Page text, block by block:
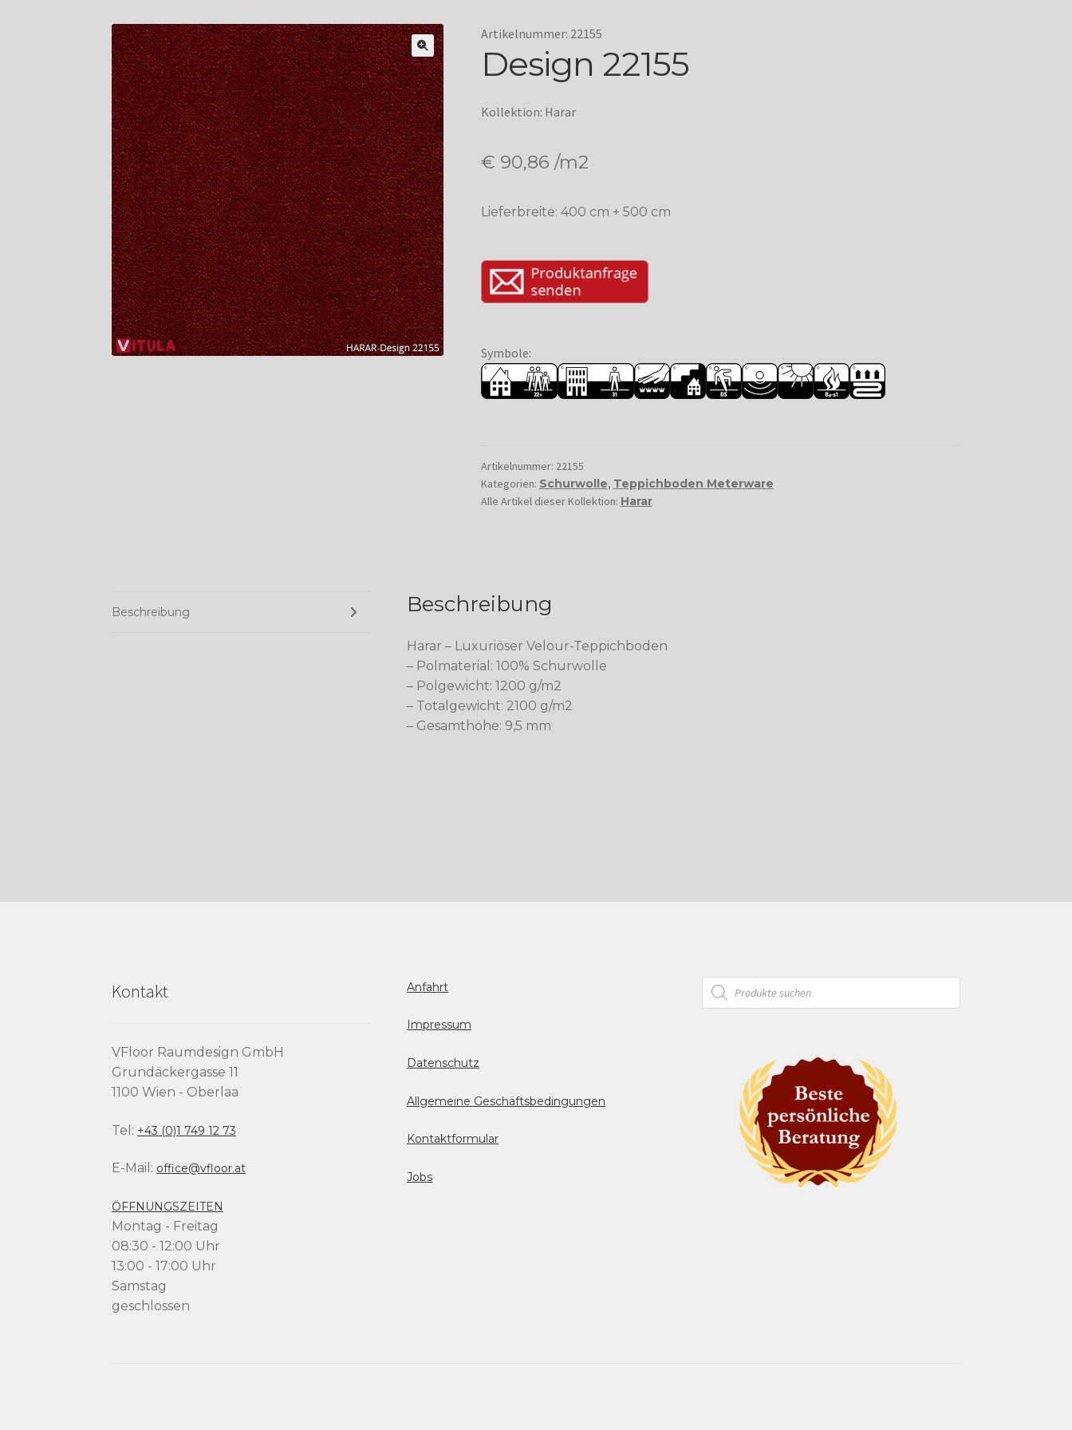
Artikelnummer: 22155
Design 22155
Kollektion: Harar
€ 90,86 /m2
Lieferbreite: 400 cm + 500 cm
Symbole:
Artikelnummer: 22155
Kategorien: Schurwolle, Teppichboden Meterware
Alle Artikel dieser Kollektion: Harar
Beschreibung Beschreibung
Harar – Luxuriöser Velour-Teppichboden
– Polmaterial: 100% Schurwolle
– Polgewicht: 1200 g/m2
– Totalgewicht: 2100 g/m2
– Gesamthöhe: 9,5 mm
Kontakt
VFloor Raumdesign GmbH
Grundäckergasse 11
1100 Wien - Oberlaa
Tel: +43 (0)1 749 12 73
E-Mail: office@vfloor.at
ÖFFNUNGSZEITEN
Montag - Freitag
08:30 - 12:00 Uhr
13:00 - 17:00 Uhr
Samstag
geschlossen
Anfahrt
Impressum
Datenschutz
Allgemeine Geschäftsbedingungen
Kontaktformular
Jobs
Products
search